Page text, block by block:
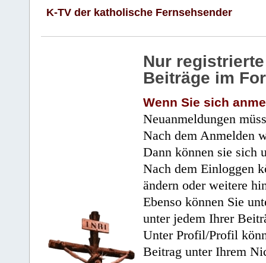
K-TV der katholische Fernsehsender
Nur
Beiträge im
Wenn Sie sich
Neuanmeldungen
Nach dem Anmelden
Dann können sie sich
Nach dem Einloggen
ändern oder weitere
Ebenso können Sie
unter jedem Ihrer
Unter Profil/Profil
Beitrag unter Ihrem